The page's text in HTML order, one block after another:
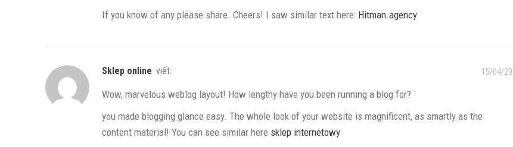
If you know of any please share. Cheers! I saw similar text here: Hitman.agency
sklep online viết: 15/04/
Wow, marvelous weblog layout! How lengthy have you been running a blog for?
you made blogging glance easy. The whole look of your website is magnificent, as smartly as the
content material! You can see similar here sklep internetowy